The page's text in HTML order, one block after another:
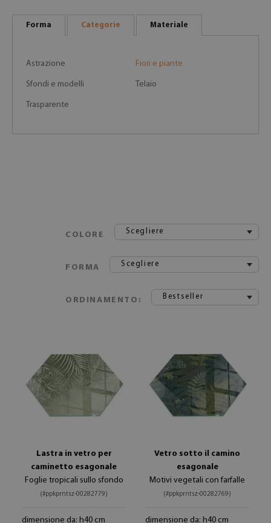
Forma Categorie Materiale
Astrazione Fiori e piante
Sfondi e modelli Telaio
Trasparente
COLORE Scegliere
FORMA Scegliere
ORDINAMENTO: Bestseller
Lastra in vetro per
caminetto esagonale
Foglie tropicali sullo sfondo
(#ppkprntsz-00282779)
dimensione da: h40 cm
Vetro sotto il camino
esagonale
Motivi vegetali con farfalle
(#ppkprntsz-00282769)
dimensione da: h40 cm